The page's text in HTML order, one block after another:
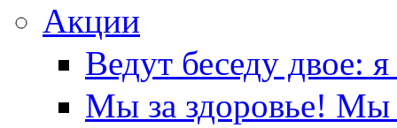
Акции
Ведут беседу двое:
Мы за здоровье! Мы